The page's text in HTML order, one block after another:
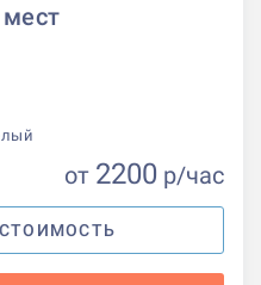
мест
от 2200 р/час